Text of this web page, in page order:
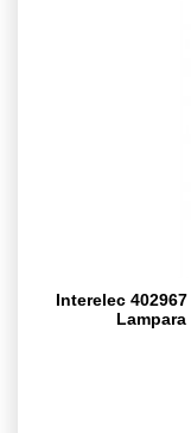
Interelec
Lampara